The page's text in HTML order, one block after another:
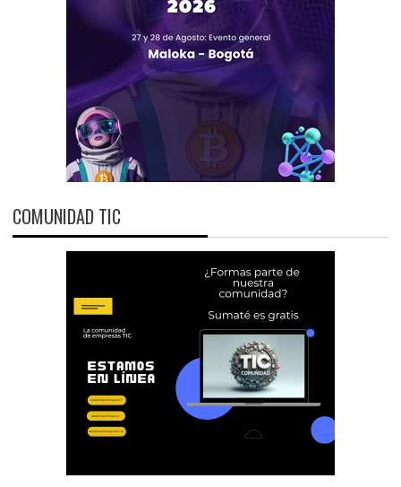
COMUNIDAD TIC